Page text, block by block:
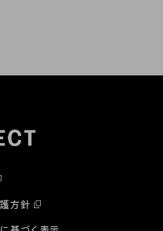
方針